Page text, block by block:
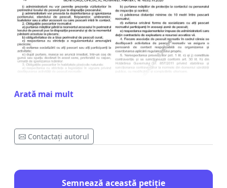
cetățeni, decizia privind
Recreativ Conform Ordinului MADR
În 02.06.2020 !
Arată mai mult
Contactați autorul
Semnează această petiție